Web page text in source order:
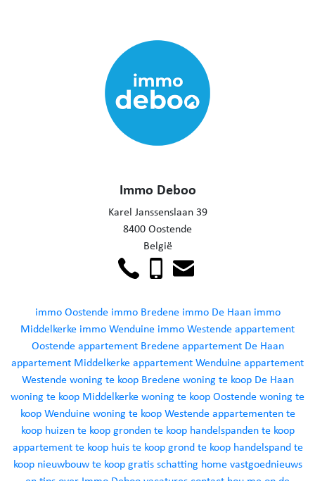
Immo Deboo
Karel Janssenslaan 39
8400 Oostende
België
immo Oostende immo Bredene immo De Haan immo
Middelkerke immo Wenduine immo Westendeappartement
Oostende appartement Bredene appartement De Haan
appartement Middelkerkeappartement Wenduineappartement
Westende woning te koop Bredene woning te koop De Haan
woning te koop Middelkerkewoning te koop Oostendewoning te
koop Wenduine woning te koop Westende appartementen te
koop huizen te koop gronden te koop handelspanden te koop
appartement te koop huis te koop grond te koop handelspand te
koop nieuwbouw te koop gratis schatting home vastgoednieuws